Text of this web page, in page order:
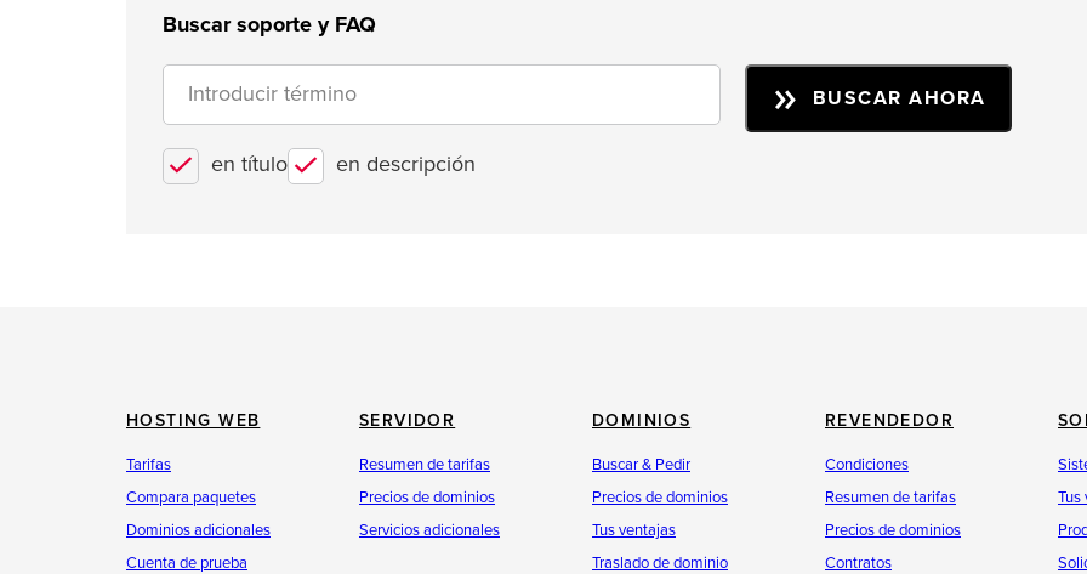
Buscar soporte y FAQ
en título en descripción
BUSCAR AHORA
HOSTING WEB
Tarifas
Compara paquetes
Dominios adicionales
Cuenta de prueba
SERVIDOR
Resumen de tarifas
Precios de dominios
Servicios adicionales
DOMINIOS
Buscar & Pedir
Precios de dominios
Tus ventajas
Traslado de dominio
REVENDEDOR
Condiciones
Resumen de tarifas
Precios de dominios
Contratos
Tus